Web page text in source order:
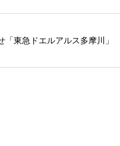
東急ドエルアルス多摩川」